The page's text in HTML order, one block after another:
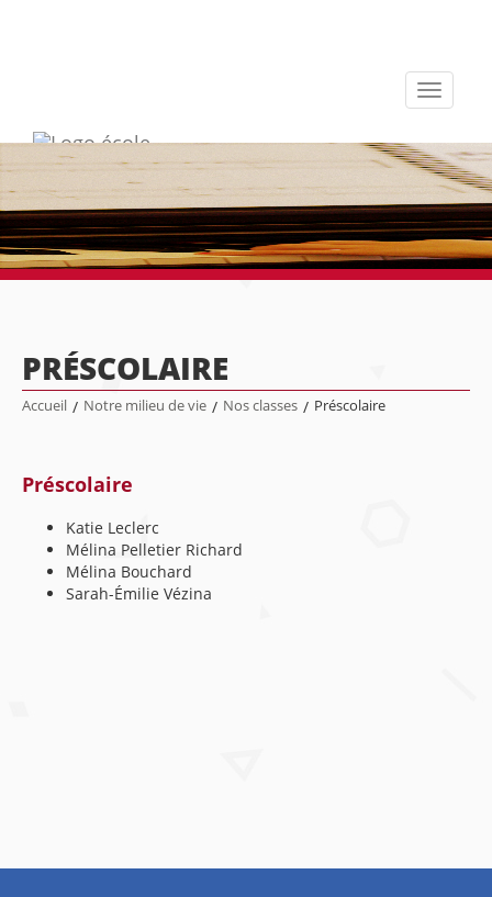
Toggle
PRÉSCOLAIRE
Accueil / Notre milieu de vie / Nos classes / Préscolaire
Préscolaire
Katie Leclerc
Mélina Pelletier Richard
Mélina Bouchard
Sarah-Émilie Vézina